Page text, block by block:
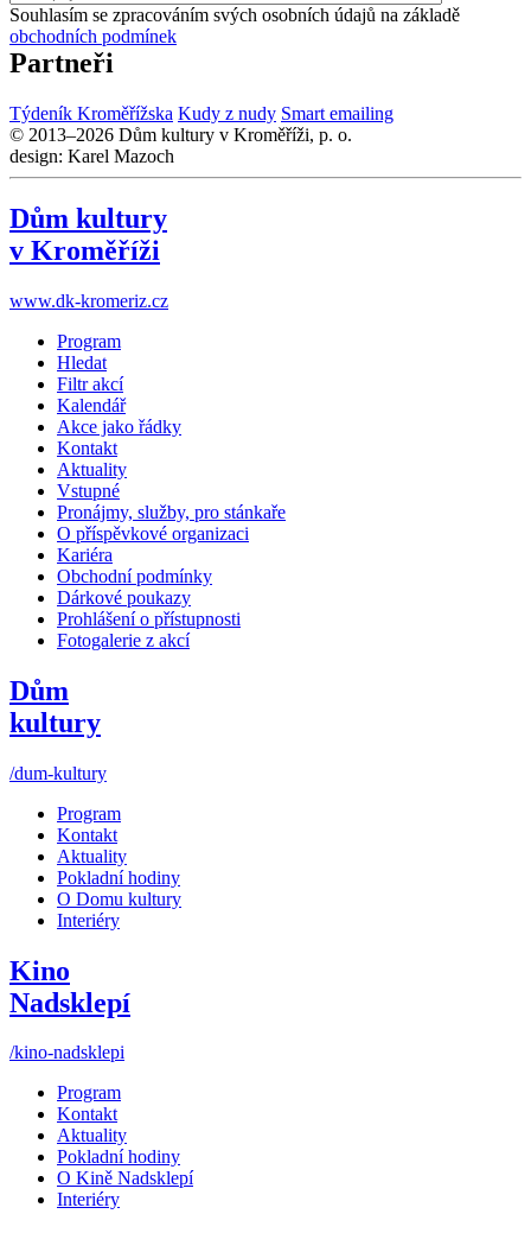
Souhlasím se zpracováním svých osobních údajů na základě
obchodních podmínek
Partneři
Týdeník Kroměřížska Kudy z nudy Smart emailing
© 2013–2026 Dům kultury v Kroměříži, p. o.
design: Karel Mazoch
Dům kultury
v Kroměříži
www.dk-kromeriz.cz
Program
Hledat
Filtr akcí
Kalendář
Akce jako řádky
Kontakt
Aktuality
Vstupné
Pronájmy, služby, pro stánkaře
O příspěvkové organizaci
Kariéra
Obchodní podmínky
Dárkové poukazy
Prohlášení o přístupnosti
Fotogalerie z akcí
Dům
kultury
/dum-kultury
Program
Kontakt
Aktuality
Pokladní hodiny
O Domu kultury
Interiéry
Kino
Nadsklepí
/kino-nadsklepi
Program
Kontakt
Aktuality
Pokladní hodiny
O Kině Nadsklepí
Interiéry